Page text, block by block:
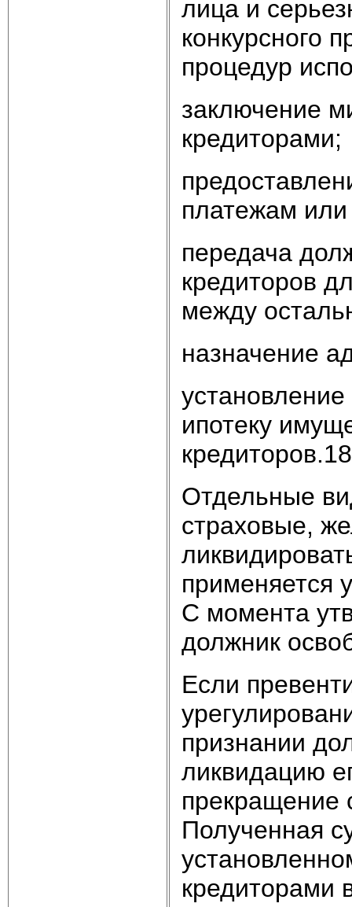
лица и
конкурсного
процедур
заключение
кредиторами;
платежам
передача
кредиторов
между
назначение
ипотеку
Отдельные
страховые,
применяется
С момента
должник
Если
признании
ликвидацию
прекращение
Полученная
кредиторами